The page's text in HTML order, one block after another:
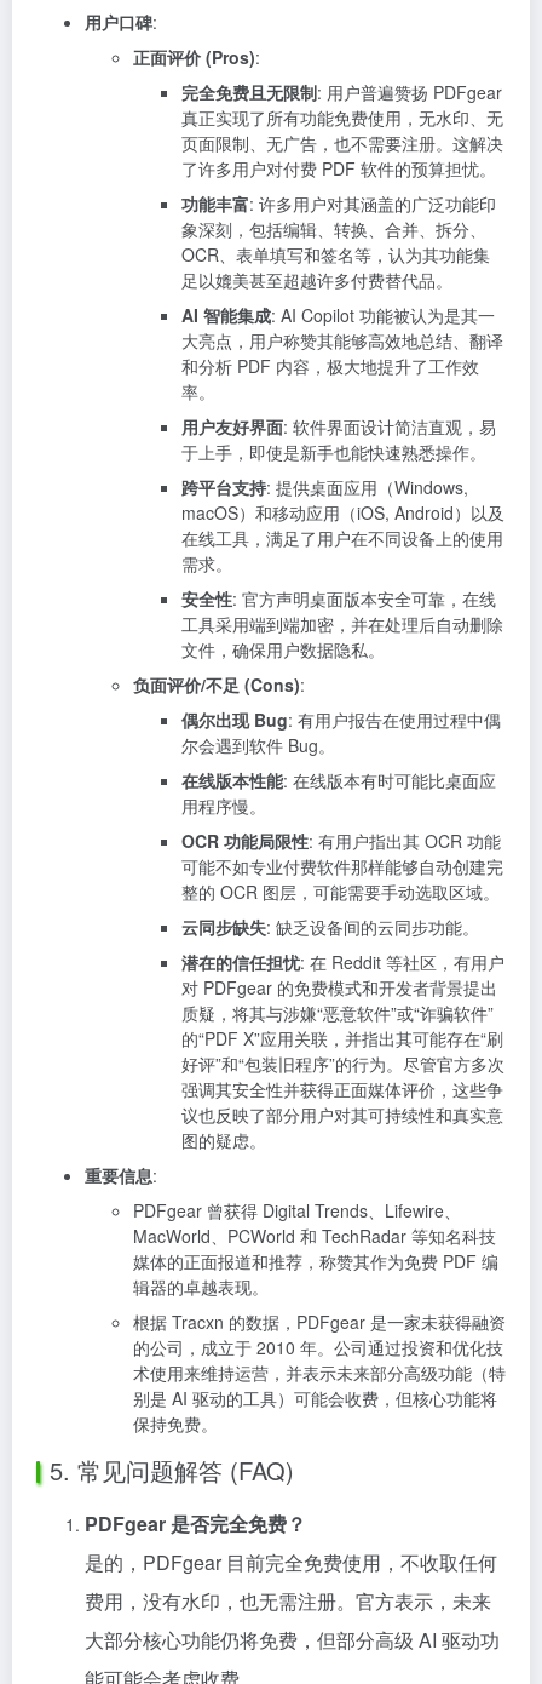
用户口碑:
正面评价 (Pros):
完全免费且无限制: 用户普遍赞扬 PDFgear
真正实现了所有功能免费使用，无水印、无
页面限制、无广告，也不需要注册。这解决
了许多用户对付费 PDF 软件的预算担忧。
功能丰富: 许多用户对其涵盖的广泛功能印
象深刻，包括编辑、转换、合并、拆分、
OCR、表单填写和签名等，认为其功能集
足以媲美甚至超越许多付费替代品。
AI 智能集成: AI Copilot 功能被认为是其一
大亮点，用户称赞其能够高效地总结、翻译
和分析 PDF 内容，极大地提升了工作效
率。
用户友好界面: 软件界面设计简洁直观，易
于上手，即使是新手也能快速熟悉操作。
跨平台支持: 提供桌面应用（Windows,
macOS）和移动应用（iOS, Android）以及
在线工具，满足了用户在不同设备上的使用
需求。
安全性: 官方声明桌面版本安全可靠，在线
工具采用端到端加密，并在处理后自动删除
文件，确保用户数据隐私。
负面评价/不足 (Cons):
偶尔出现 Bug: 有用户报告在使用过程中偶
尔会遇到软件 Bug。
在线版本性能: 在线版本有时可能比桌面应
用程序慢。
OCR 功能局限性: 有用户指出其 OCR 功能
可能不如专业付费软件那样能够自动创建完
整的 OCR 图层，可能需要手动选取区域。
云同步缺失: 缺乏设备间的云同步功能。
潜在的信任担忧: 在 Reddit 等社区，有用户
对 PDFgear 的免费模式和开发者背景提出
质疑，将其与涉嫌“恶意软件”或“诈骗软件”
的“PDF X”应用关联，并指出其可能存在“刷
好评”和“包装旧程序”的行为。尽管官方多次
强调其安全性并获得正面媒体评价，这些争
议也反映了部分用户对其可持续性和真实意
图的疑虑。
重要信息:
PDFgear 曾获得 Digital Trends、Lifewire、
MacWorld、PCWorld 和 TechRadar 等知名科技
媒体的正面报道和推荐，称赞其作为免费 PDF 编
辑器的卓越表现。
根据 Tracxn 的数据，PDFgear 是一家未获得融资
的公司，成立于 2010 年。公司通过投资和优化技
术使用来维持运营，并表示未来部分高级功能（特
别是 AI 驱动的工具）可能会收费，但核心功能将
保持免费。
5. 常见问题解答 (FAQ)
PDFgear 是否完全免费？
是的，PDFgear 目前完全免费使用，不收取任何
费用，没有水印，也无需注册。官方表示，未来
大部分核心功能仍将免费，但部分高级 AI 驱动功